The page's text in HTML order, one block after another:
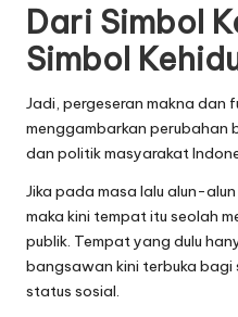
Dari Simbol
Simbol
Jadi, pergeseran makna dan
menggambarkan perubahan
dan politik masyarakat
Jika pada masa lalu alun-
maka kini tempat itu seolah
publik. Tempat yang dulu
bangsawan kini terbuka
status sosial.